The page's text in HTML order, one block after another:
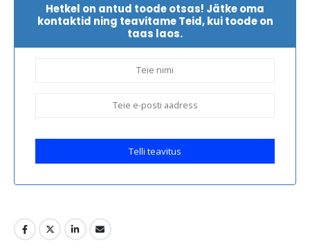
Hetkel on antud toode otsas! Jätke oma
kontaktid ning teavitame Teid, kui toode on
taas laos.
Telli teavitus